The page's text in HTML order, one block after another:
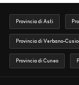
Provincia di Asti
Provincia di Verbano-
Provincia di Cuneo